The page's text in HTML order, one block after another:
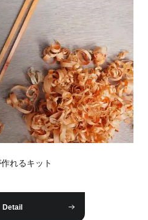
れるキット
Detail